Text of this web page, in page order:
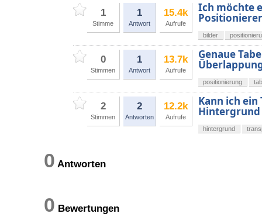
1
Stimme
1
Antwort
15.4k
Aufrufe
Ich möchte
bilder
0
Stimmen
1
Antwort
13.7k
Aufrufe
Genaue
positionierung
2
Stimmen
2
Antworten
12.2k
Aufrufe
Kann ich
Hintergrund
hintergrund
0 Antworten
0 Bewertungen